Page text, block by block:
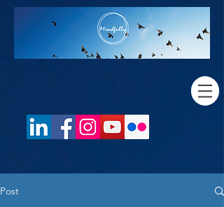
Post